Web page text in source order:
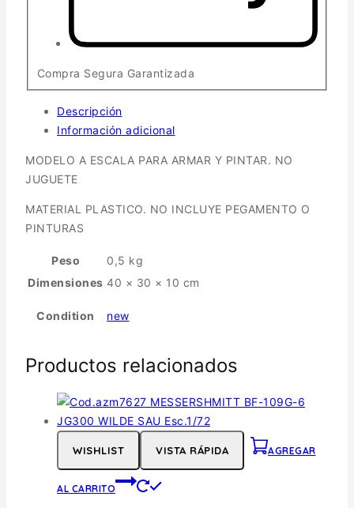
Compra Segura Garantizada
Descripción
Información adicional
MODELO A ESCALA PARA ARMAR Y PINTAR. NO
JUGUETE
MATERIAL PLASTICO. NO INCLUYE PEGAMENTO O
PINTURAS
Peso
0,5 kg
Dimensiones 40 × 30 × 10 cm
Condition new
Productos relacionados
WISHLIST VISTA RÁPIDA AGREGAR
AL CARRITO